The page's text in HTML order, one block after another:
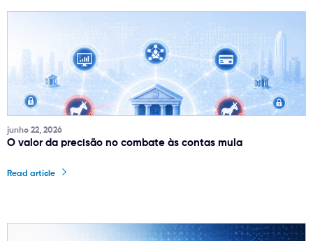
junho 22, 2026
O valor da precisão no combate às contas mula
Read article